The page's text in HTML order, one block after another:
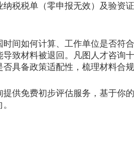
税税单（零申报无效）及验资
如何计算、工作单位是否符
致材料被退回。凡图人才咨询
具备政策适配性，梳理材料合
免费初步评估服务，基于你